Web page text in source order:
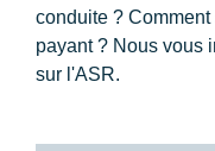
conduite ? Comment
payant ? Nous vous
sur l'ASR.